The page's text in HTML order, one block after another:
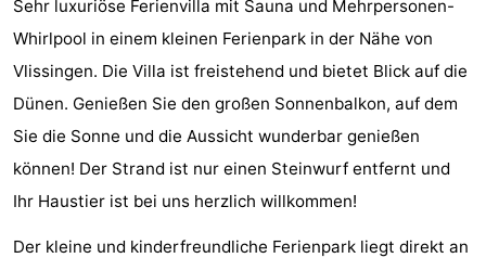
Duinzicht
Galgewei
-
Noordzee
Resort
-
Strandpark
-
Sehr luxuriöse Ferienvilla mit Sauna und Mehrpersonen-
Whirlpool in einem kleinen Ferienpark in der Nähe von
Vlissingen. Die Villa ist freistehend und bietet Blick auf die
Dünen. Genießen Sie den großen Sonnenbalkon, auf dem
Sie die Sonne und die Aussicht wunderbar genießen
können! Der Strand ist nur einen Steinwurf entfernt und
Ihr Haustier ist bei uns herzlich willkommen!
Der kleine und kinderfreundliche Ferienpark liegt direkt an